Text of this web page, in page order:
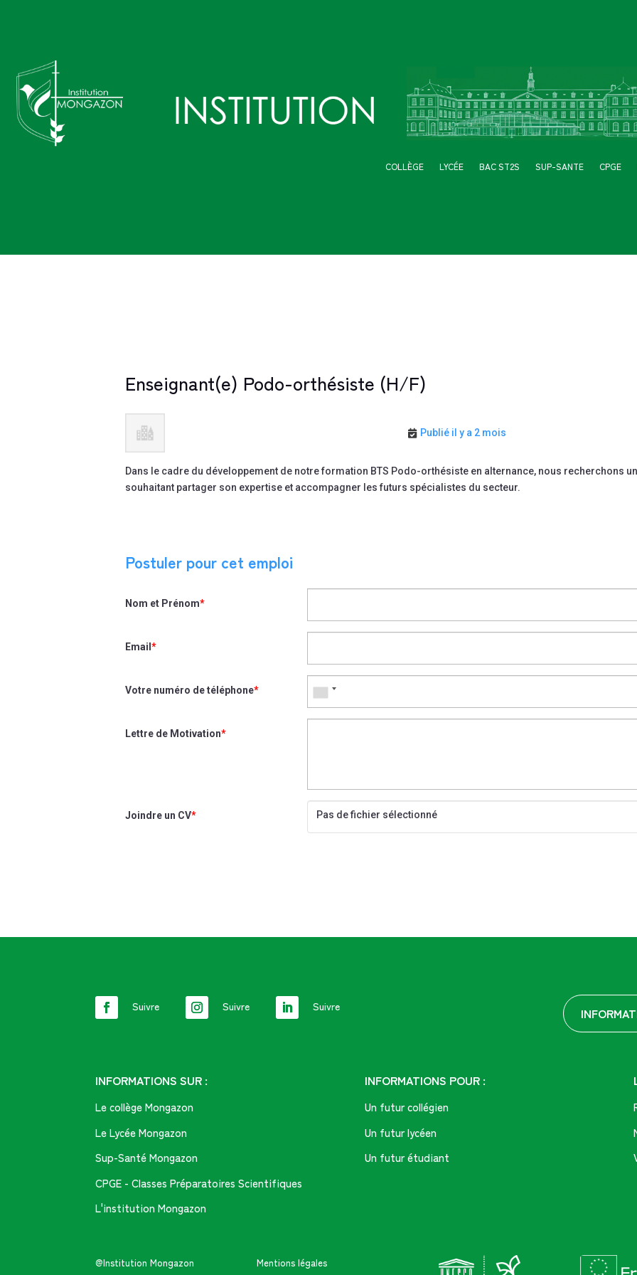
COLLÈGE LYCÉE BAC ST2S SUP-SANTE CPGE
Enseignant(e) Podo-orthésiste (H/F)
Publié il y a 2 mois
Dans le cadre du développement de notre formation BTS Podo-orthésiste en alternance, nous recherchons
souhaitant partager son expertise et accompagner les futurs spécialistes du secteur.
Postuler pour cet emploi
Nom et Prénom*
Email*
Votre numéro de téléphone*
Lettre de Motivation*
Joindre un CV* Pas de fichier sélectionné
Suivre Suivre Suivre
INFORMATIONS SUR :
Le collège Mongazon
Le Lycée Mongazon
Sup-Santé Mongazon
CPGE - Classes Préparatoires Scientifiques
L'institution Mongazon
INFORMATIONS POUR :
Un futur collégien
Un futur lycéen
Un futur étudiant
@Institution Mongazon
Mentions légales